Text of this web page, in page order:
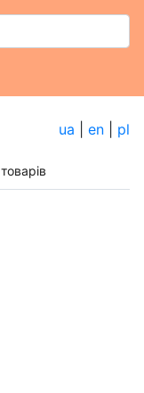
ua en pl
товарів